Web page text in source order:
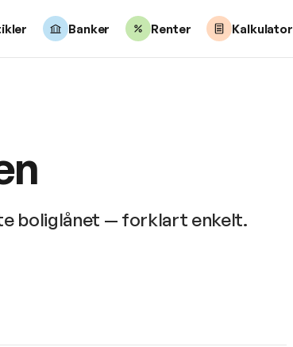
Banker Renter Kalkulator
boliglånet — forklart enkelt.